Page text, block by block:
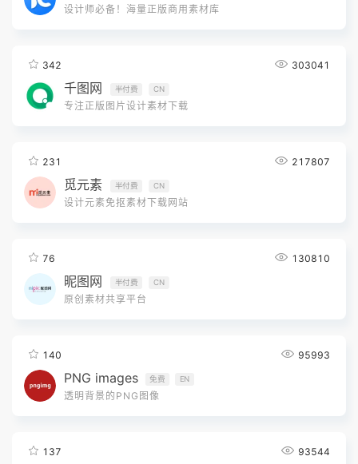
设计师必备！海量正版商用素材库
342 303041
千图网 半付费 CN
专注正版图片设计素材下载
231 217807
觅元素 半付费 CN
设计元素免抠素材下载网站
76 130810
昵图网 半付费 CN
原创素材共享平台
140 95993
PNG images 免费 EN
透明背景的PNG图像
137 93544